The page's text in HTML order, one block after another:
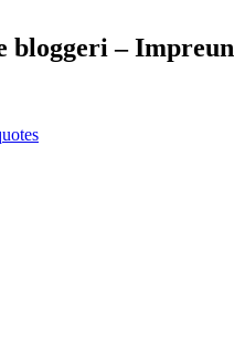
bloggeri –